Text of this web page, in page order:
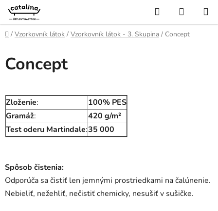
Prejsť
obsah
Hľadať
KOŠÍK
Domov
/ Vzorkovník látok / Vzorkovník látok - 3. Skupina / Concept
Concept
Zloženie:
100% PES
Gramáž:
420 g/m²
Test oderu Martindale:35 000
Spôsob čistenia:
Odporúča sa čistiť len jemnými prostriedkami na čalúnenie.
Nebieliť, nežehliť, nečistiť chemicky, nesušiť v sušičke.